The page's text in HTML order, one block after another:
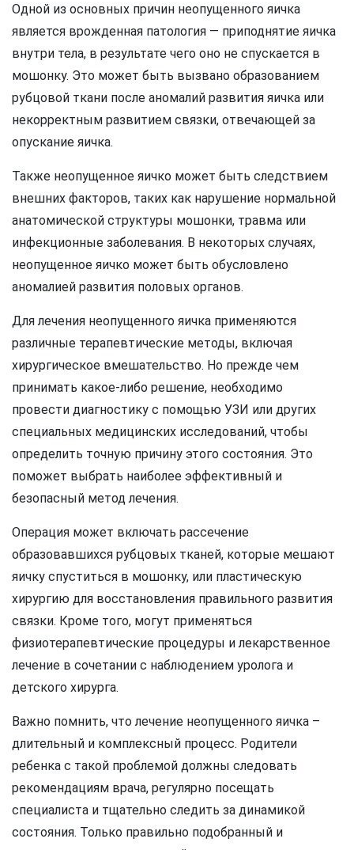
Одной из основных причин неопущенного яичка
является врожденная патология — приподнятие яичка
внутри тела, в результате чего оно не спускается в
мошонку. Это может быть вызвано образованием
рубцовой ткани после аномалий развития яичка или
некорректным развитием связки, отвечающей за
опускание яичка.
Также неопущенное яичко может быть следствием
внешних факторов, таких как нарушение нормальной
анатомической структуры мошонки, травма или
инфекционные заболевания. В некоторых случаях,
неопущенное яичко может быть обусловлено
аномалией развития половых органов.
Для лечения неопущенного яичка применяются
различные терапевтические методы, включая
хирургическое вмешательство. Но прежде чем
принимать какое-либо решение, необходимо
провести диагностику с помощью УЗИ или других
специальных медицинских исследований, чтобы
определить точную причину этого состояния. Это
поможет выбрать наиболее эффективный и
безопасный метод лечения.
Операция может включать рассечение
образовавшихся рубцовых тканей, которые мешают
яичку спуститься в мошонку, или пластическую
хирургию для восстановления правильного развития
связки. Кроме того, могут применяться
физиотерапевтические процедуры и лекарственное
лечение в сочетании с наблюдением уролога и
детского хирурга.
Важно помнить, что лечение неопущенного яичка –
длительный и комплексный процесс. Родители
ребенка с такой проблемой должны следовать
рекомендациям врача, регулярно посещать
специалиста и тщательно следить за динамикой
состояния. Только правильно подобранный и